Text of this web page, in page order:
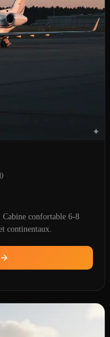
confortable 6-8
continentaux.